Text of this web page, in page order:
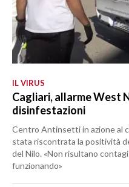
IL VIRUS
Cagliari, allarme West
disinfestazioni
Centro Antinsetti in azione al
stata riscontrata la positività
del Nilo. «Non risultano
funzionando»